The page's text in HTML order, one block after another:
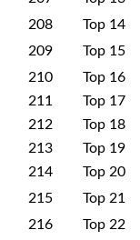
208
Top 14
209
Top 15
210
Top 16
211
Top 17
212
Top 18
213
Top 19
214
Top 20
215
Top 21
216
Top 22